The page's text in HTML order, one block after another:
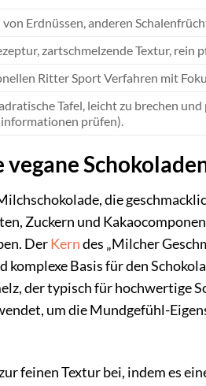
von Erdnüssen, anderen
zartschmelzende Textur, rein
Ritter Sport Verfahren mit
Tafel, leicht zu brechen
prüfen).
die
Zuckern und
DerKerndes „Milcher
komplexe Basis für den
der typisch für hochwertige
um die Mundgefühl-
feinen Textur bei, indem es